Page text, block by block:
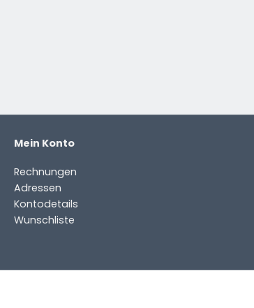
Mein Konto
Rechnungen
Adressen
Kontodetails
Wunschliste